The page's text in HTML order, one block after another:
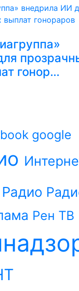
гонор…
google
Радио
Рен ТВ